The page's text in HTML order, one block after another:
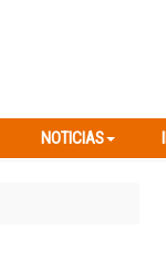
NOTICIAS